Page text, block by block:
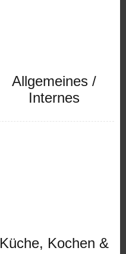
Allgemeines /
Internes
Küche, Kochen &